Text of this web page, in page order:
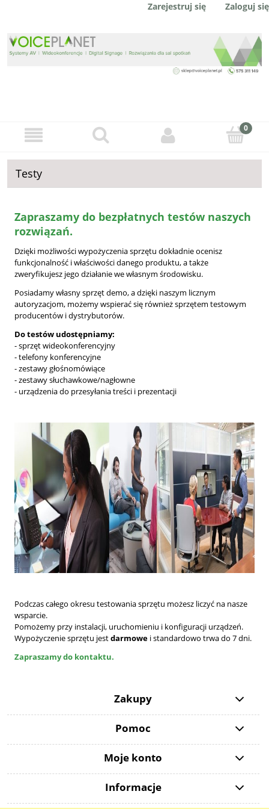
Zarejestruj się Zaloguj się
Testy
Zapraszamy do bezpłatnych testów naszych
rozwiązań.
Dzięki możliwości wypożyczenia sprzętu dokładnie ocenisz
funkcjonalność i właściwości danego produktu, a także
zweryfikujesz jego działanie we własnym środowisku.
Posiadamy własny sprzęt demo, a dzięki naszym licznym
autoryzacjom, możemy wspierać się również sprzętem testowym
producentów i dystrybutorów.
Do testów udostępniamy:
- sprzęt wideokonferencyjny
- telefony konferencyjne
- zestawy głośnomówiące
- zestawy słuchawkowe/nagłowne
- urządzenia do przesyłania treści i prezentacji
Podczas całego okresu testowania sprzętu możesz liczyć na nasze
wsparcie.
Pomożemy przy instalacji, uruchomieniu i konfiguracji urządzeń.
Wypożyczenie sprzętu jestdarmowe i standardowo trwa do 7 dni.
Zapraszamy do kontaktu.
Zakupy
Pomoc
Moje konto
Informacje